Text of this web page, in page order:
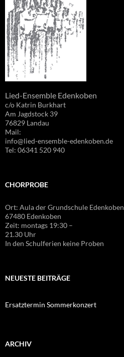
Lied-Ensemble Edenkoben
c/o Katrin Burkhart
Am Jagdstock 39
76829 Landau
Mail:
info@lied-ensemble-edenkoben.de
Tel: 06341 520 940
CHORPROBE
Ort: Aula der Grundschule Edenkoben
67480 Edenkoben
Zeit: montags 19:30 –
21.30 Uhr
In den Schulferien keine Proben
NEUESTE BEITRÄGE
Ersatztermin Sommerkonzert
ARCHIV